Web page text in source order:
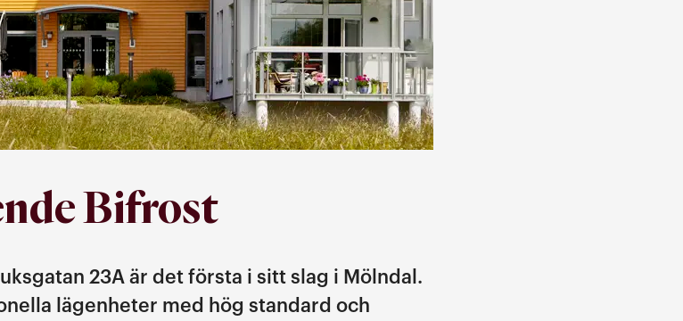
Bifrost
23A är det första i sitt slag i Mölndal.
lägenheter med hög standard och